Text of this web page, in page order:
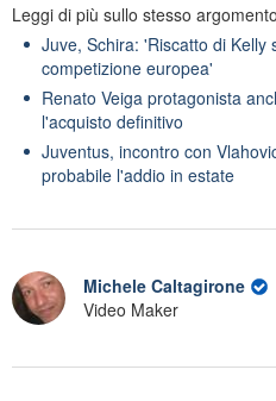
Leggi di più sullo stesso
Juve, Schira: 'Riscatto di
competizione europea'
Renato Veiga protagonista
l'acquisto definitivo
Juventus, incontro con
probabile l'addio in estate
Michele Caltagirone
Video Maker